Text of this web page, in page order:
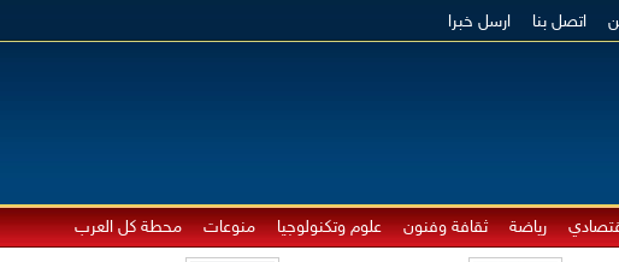
اتصل بنا ارسل خبرا
رياضة ثقافة وفنون علوم وتكنولوجيا منوعات محطة كل العرب